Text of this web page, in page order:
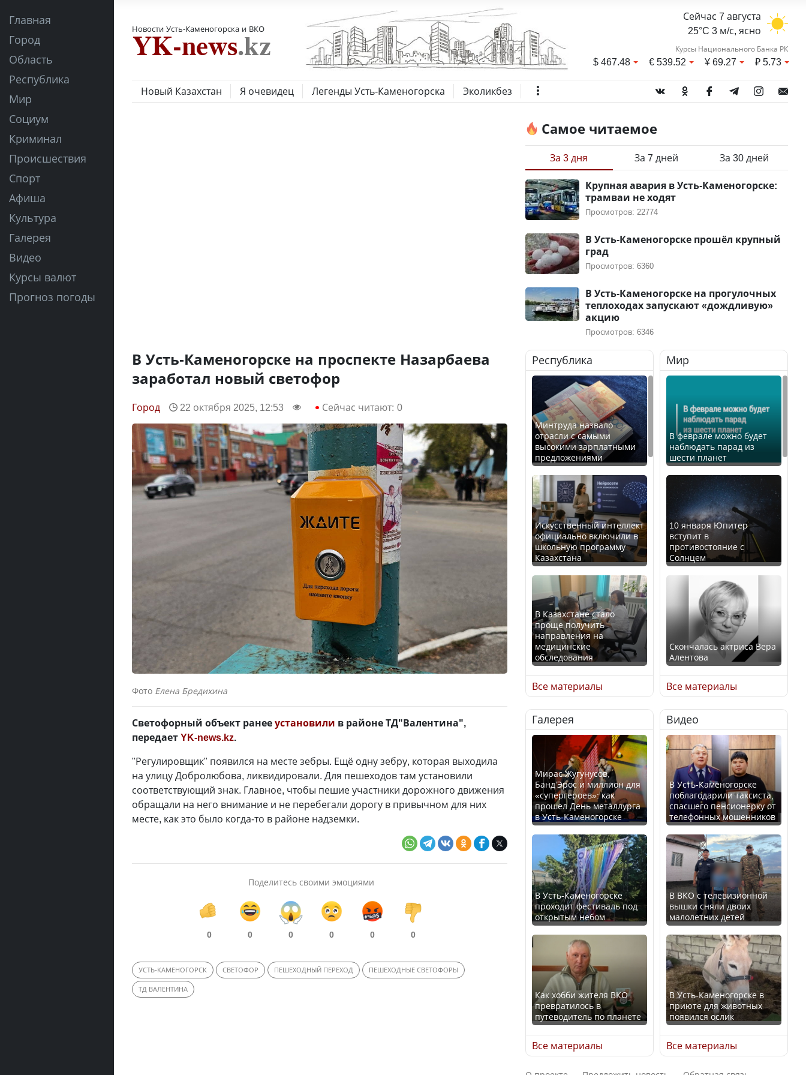
Главная
Город
Область
Республика
Мир
Социум
Криминал
Происшествия
Спорт
Афиша
Культура
Галерея
Видео
Курсы валют
Прогноз погоды
Новости Усть-Каменогорска и ВКО
Сейчас 7 августа
25°C 3 м/с, ясно
Курсы Национального Банка РК
$467.48 €539.52 ¥69.27 ₽5.73
Новый Казахстан Я очевидец Легенды Усть-Каменогорска Эколикбез
В Усть-Каменогорске на проспекте Назарбаева
заработал новый светофор
Город 22 октября 2025, 12:53 Сейчас читают: 0
Фото Елена Бредихина
Светофорный объект ранееустановили в районе ТД"Валентина",
передаетYK-news.kz.
"Регулировщик" появился на месте зебры. Ещё одну зебру, которая выходила
на улицу Добролюбова, ликвидировали. Для пешеходов там установили
соответствующий знак. Главное, чтобы пешие участники дорожного движения
обращали на него внимание и не перебегали дорогу в привычном для них
месте, как это было когда-то в районе надземки.
Поделитесь своими эмоциями
0 0 0 0 0 0
УСТЬ-КАМЕНОГОРСК СВЕТОФОР ПЕШЕХОДНЫЙ ПЕРЕХОД ПЕШЕХОДНЫЕ СВЕТОФОРЫ
ТД ВАЛЕНТИНА
Самое читаемое
За 3 дня За 7 дней За 30 дней
Крупная авария в Усть-Каменогорске:
трамваи не ходят
Просмотров: 22774
В Усть-Каменогорске прошёл крупный
град
Просмотров: 6360
В Усть-Каменогорске на прогулочных
теплоходах запускают «дождливую»
акцию
Просмотров: 6346
Республика
Минтруда назвало
отрасли с самыми
высокими зарплатными
предложениями
Искусственный интеллект
официально включили в
школьную программу
Казахстана
В Казахстане стало
проще получить
направления на
медицинские
обследования
Қазақстан Орталық Азия
елдері арасында әл-ауқат
индексінде көш бастады
Казахстан возглавил
рейтинг благополучия
среди стран Центральной
Азии
Будут ли представлены
интересы регионов в
Курултае?
Ең төменгі жалақы,
алимент, экология: жеті
партия сайлаушылармен
нені талқылап жатыр?
Все материалы
Мир
В феврале можно будет
наблюдать парад из
шести планет
10 января Юпитер
вступит в
противостояние с
Солнцем
Скончалась актриса Вера
Алентова
В РФ вынесен заочный
приговор по уголовному
делу об убийстве Игоря
Талькова
В России введены
дополнительные
ограничения для
казахстанских прав
Трамп официально
вступил в должность
президента США
Луну признали объектом
культурного наследия,
находящегося под
угрозой исчезновения
Все материалы
Галерея
Мирас Жугунусов,
Банд’Эрос и миллион для
«супергероев»: как
прошел День металлурга
в Усть-Каменогорске
В Усть-Каменогорске
проходит фестиваль под
открытым небом
Как хобби жителя ВКО
превратилось в
путеводитель по планете
Все материалы
Видео
В Усть-Каменогорске
поблагодарили таксиста,
спасшего пенсионерку от
телефонных мошенников
В ВКО с телевизионной
вышки сняли двоих
малолетних детей
В Усть-Каменогорске в
приюте для животных
появился ослик
Все материалы